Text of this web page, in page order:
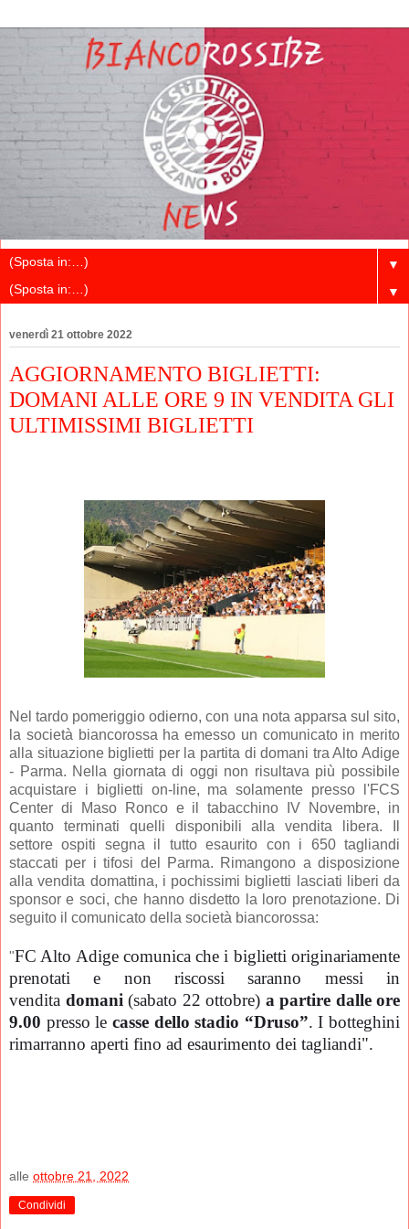
▼
▼
venerdì 21 ottobre 2022
AGGIORNAMENTO BIGLIETTI:
DOMANI ALLE ORE 9 IN VENDITA GLI
ULTIMISSIMI BIGLIETTI
Nel tardo pomeriggio odierno, con una nota apparsa sul sito,
la società biancorossa ha emesso un comunicato in merito
alla situazione biglietti per la partita di domani tra Alto Adige
- Parma. Nella giornata di oggi non risultava più possibile
acquistare i biglietti on-line, ma solamente presso l'FCS
Center di Maso Ronco e il tabacchino IV Novembre, in
quanto terminati quelli disponibili alla vendita libera. Il
settore ospiti segna il tutto esaurito con i 650 tagliandi
staccati per i tifosi del Parma. Rimangono a disposizione
alla vendita domattina, i pochissimi biglietti lasciati liberi da
sponsor e soci, che hanno disdetto la loro prenotazione. Di
seguito il comunicato della società biancorossa:
"FC Alto Adige comunica che i biglietti originariamente
prenotati e non riscossi saranno messi in
vendita domani (sabato 22 ottobre) a partire dalle ore
9.00 presso le casse dello stadio “Druso”. I botteghini
rimarranno aperti fino ad esaurimento dei tagliandi".
alle ottobre 21, 2022
Condividi